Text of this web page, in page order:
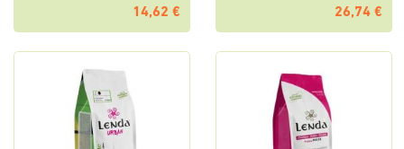
14,62 € 26,74 €